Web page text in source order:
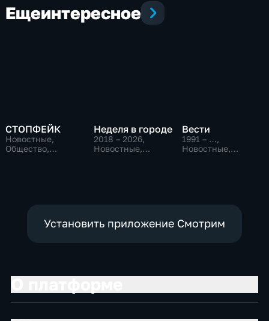
Ещеинтересное
СТОПФЕЙК
Новостные,
Общество,
Неделя в городе
2018 – 2026,
Новостные,
Вести
1991 – …,
Новостные,
Установить приложение Смотрим